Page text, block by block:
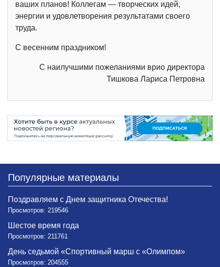
ваших планов! Коллегам — творческих идей,
энергии и удовлетворения результатами своего
труда.
С весенним праздником!
С наилучшими пожеланиями врио директора
Тишкова Лариса Петровна
Популярные материалы
Поздравляем с Днем защитника Отечества!
Просмотров: 219546
Шестое время года
Просмотров: 211761
День седьмой «Спортивный марш с «Олимпом»
Просмотров: 204555